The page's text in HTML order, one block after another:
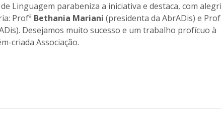
Linguagem parabeniza a iniciativa e destaca, com
Profª Bethania Mariani (presidenta da AbrADis) e
Desejamos muito sucesso e um trabalho profícuo à
criada Associação.